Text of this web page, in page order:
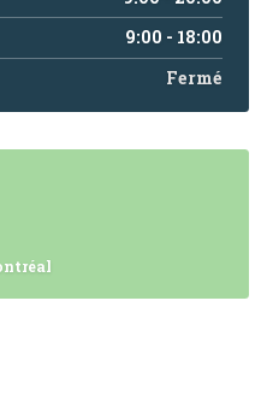
9:00 - 18:00
Fermé